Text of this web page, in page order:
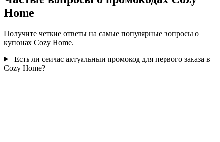
Home
Получите четкие ответы на самые популярные вопросы о
купонах Cozy Home.
Есть ли сейчас актуальный промокод для первого заказа в
Cozy Home?